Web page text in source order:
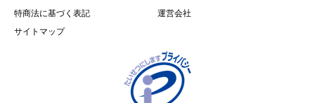
特商法に基づく表記
運営会社
サイトマップ